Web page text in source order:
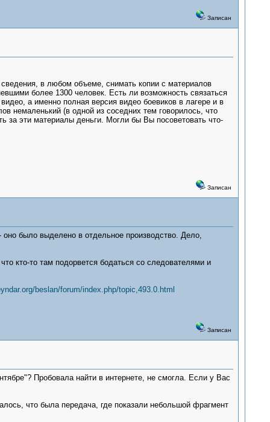
Записан
в любом объеме, снимать копии с материалов
более 1300 человек. Есть ли возможность связаться
а именно полная версия видео боевиков в лагере и в
немаленький (в одной из соседних тем говорилось, что
за эти материалы деньги. Могли бы Вы посоветовать что-
Записан
было выделено в отдельное производство. Дело,
кто-то там подорвется бодаться со следователями и
beslan/forum/index.php/topic,493.0.html
Записан
Пробовала найти в интернете, не смогла. Если у Вас
что была передача, где показали небольшой фрагмент